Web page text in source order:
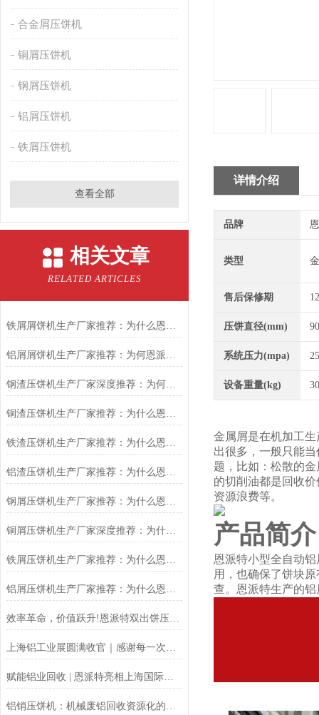
合金屑压饼机
铜屑压饼机
钢屑压饼机
铝屑压饼机
铁屑压饼机
查看全部
相关文章
RELATED ARTICLES
铁屑屑饼机生产厂家推荐：为什么恩派特是您的优选伙伴
铝屑屑饼机生产厂家推荐：为何恩派特成为金属回收行业的“隐形优选”？
钢渣压饼机生产厂家深度推荐：为何恩派特成为高净值产线的优选
铜渣压饼机生产厂家推荐：为什么恩派特成为众多企业的信赖？
铁渣压饼机生产厂家推荐：为什么恩派特成为众多企业的优选？
铝渣压饼机生产厂家推荐：为什么恩派特是值得信赖的选择？
钢屑压饼机生产厂家推荐：为什么恩派特是您值得信赖的选择？
铜屑压饼机生产厂家深度推荐：为什么恩派特成为市场的“压饼专家”？
铁屑压饼机生产厂家推荐：为什么恩派特成为工业固废处理的优选品牌？
铝屑压饼机生产厂家推荐：为什么恩派特成为众多企业的优选？
效率革命，价值跃升!恩派特双出饼压饼机全新升级，重塑金属回收
上海铝工业展圆满收官｜感谢每一次相遇，我们明年再见！
赋能铝业回收 | 恩派特亮相上海国际铝工业展
铝销压饼机：机械废铝回收资源化的环保核心设备
详情介绍
品牌
类型
售后保修期
压饼直径(mm)
系统压力(mpa)
设备重量(kg)
金属屑是在机加工
出很多，一般只能
题，比如：松散的
的切削油都是回收
资源浪费等。
产品简介
恩派特小型全自动
用，也确保了饼块
查。恩派特生产的